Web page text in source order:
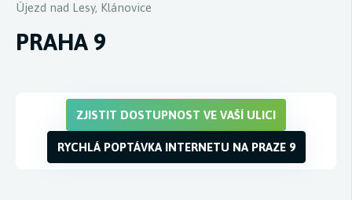
Újezd nad Lesy, Klánovice
PRAHA 9
ZJISTIT DOSTUPNOST VE VAŠÍ ULICI
RYCHLÁ POPTÁVKA INTERNETU NA PRAZE 9